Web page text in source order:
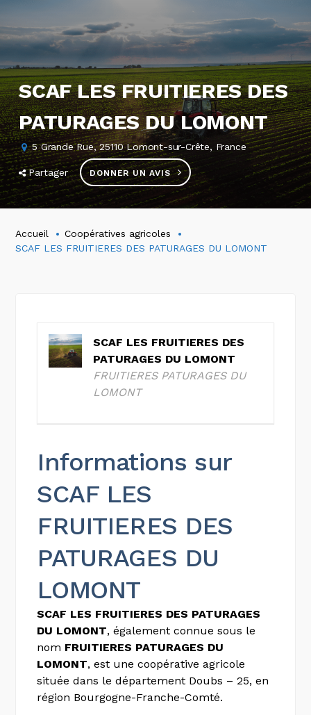
SCAF LES FRUITIERES DES
PATURAGES DU LOMONT
5 Grande Rue, 25110 Lomont-sur-Crête, France
Partager DONNER UN AVIS
Accueil
Coopératives agricoles
SCAF LES FRUITIERES DES PATURAGES DU LOMONT
SCAF LES FRUITIERES DES
PATURAGES DU LOMONT
FRUITIERES PATURAGES DU
LOMONT
Informations sur
SCAF LES
FRUITIERES DES
PATURAGES DU
LOMONT
SCAF LES FRUITIERES DES PATURAGES
DU LOMONT, également connue sous le
nom FRUITIERES PATURAGES DU
LOMONT, est une coopérative agricole
située dans le département Doubs – 25, en
région Bourgogne-Franche-Comté.